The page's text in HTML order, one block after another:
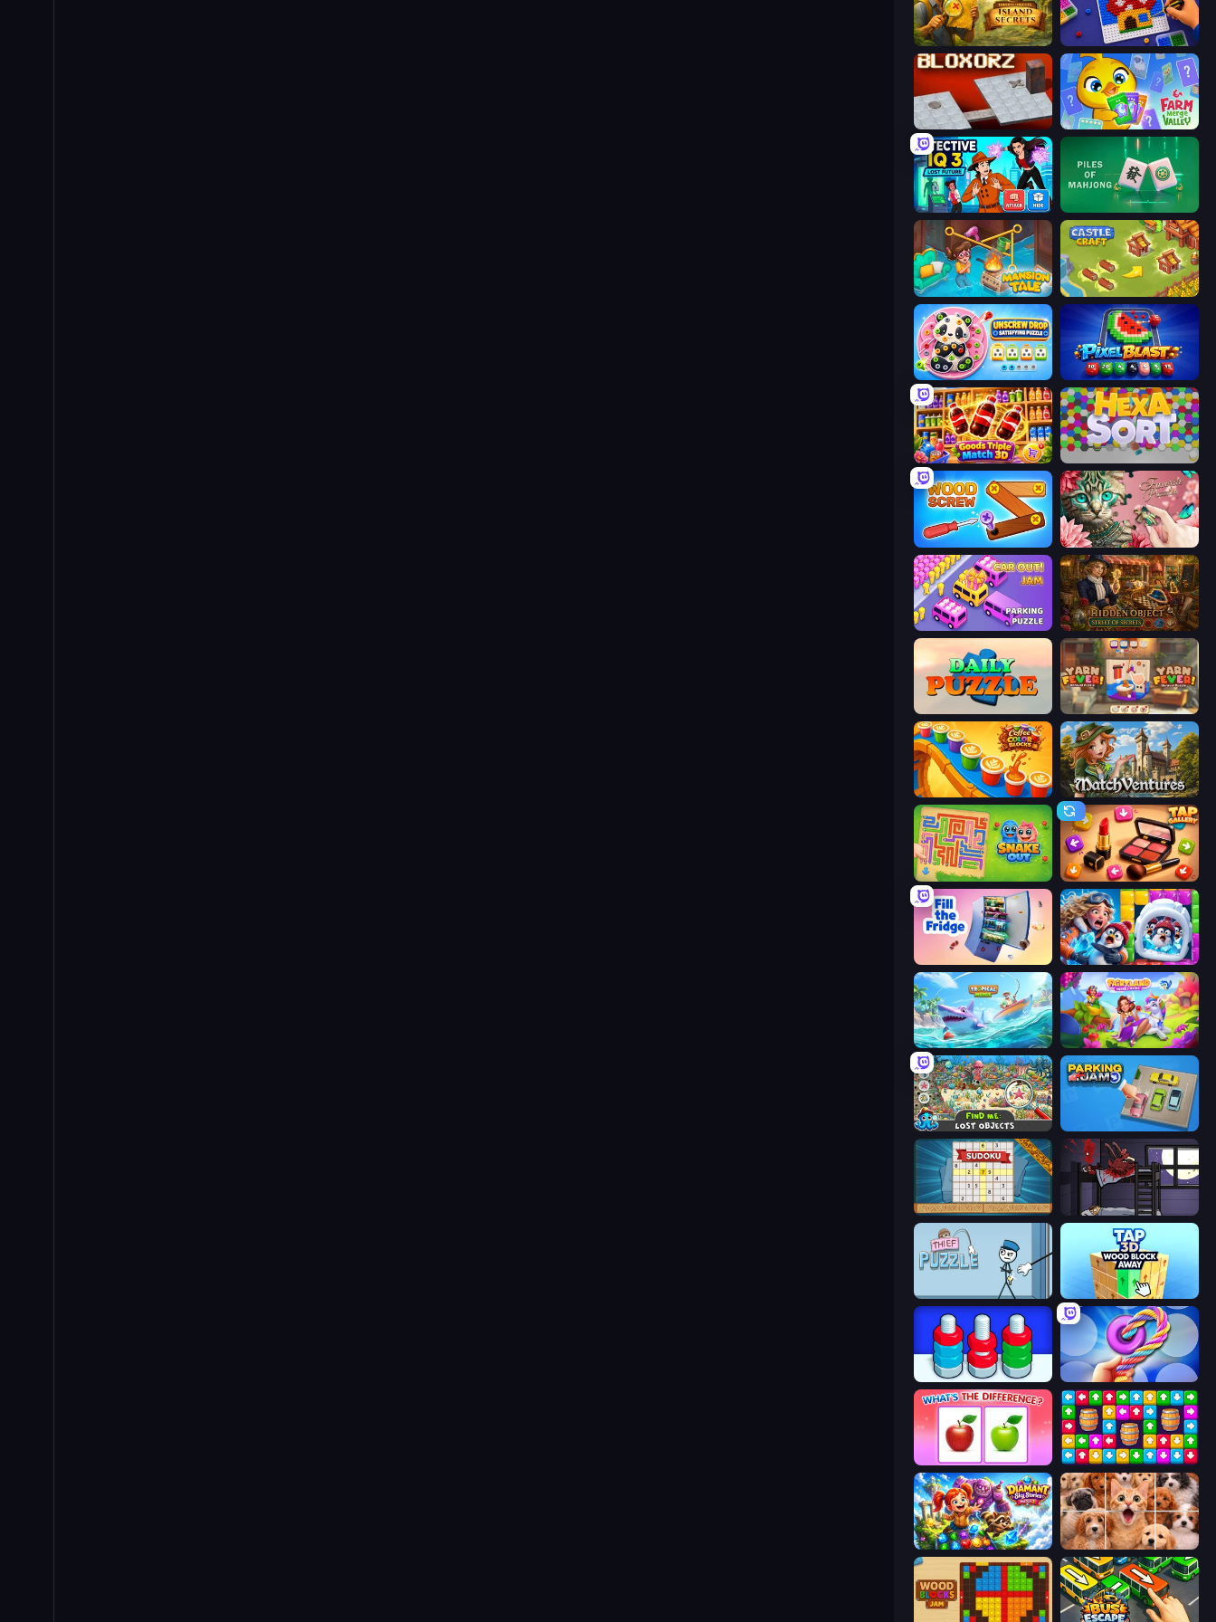
Hidden Objects: Island Secrets Screw Sorting
Bloxorz Farm Merge Valley
Detective IQ 3 Piles of Mahjong
Mansion Tale: Merge Secrets Castle Craft
Unscrew Drop: Satisfying Puzzle Pixel Blast
Goods Triple Match 3D
Wood Screw: Bolts Puzzle Favorite Puzzles
Car OUT! Jam Parking Puzzle Hidden Object: Street Of Secrets
Yarn Fever! Unravel Puzzle
Coffee Color Blocks MatchVentures
Snake Out: Maze Escape Tap Gallery
Fill The Fridge Captain Blast
Tropical Merge Fairyland Merge & Magic
Find Me: Lost Objects
Sudoku Online The Visitor
Thief Puzzle
Twisted Tangle
What's The Difference? Tap Away Story
Diamant: Sky Stories Match 3 Jigpic Solitaire